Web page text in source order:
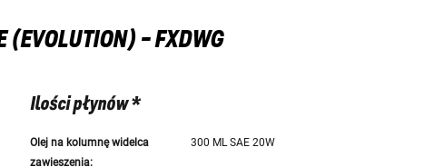
(EVOLUTION) - FXDWG
Ilości płynów *
Olej na kolumnę widelca
zawieszenia:
300 ML SAE 20W